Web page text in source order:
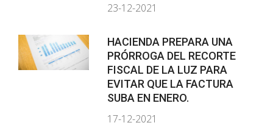
23-12-2021
HACIENDA PREPARA UNA
PRÓRROGA DEL RECORTE
FISCAL DE LA LUZ PARA
EVITAR QUE LA FACTURA
SUBA EN ENERO.
17-12-2021